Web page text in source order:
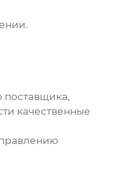
поставщика,
качественные